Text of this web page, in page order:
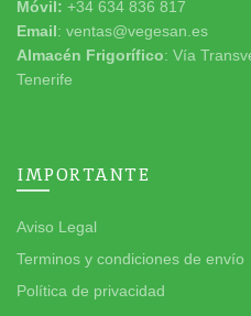
Móvil: +34 634 836 817
Email: ventas@vegesan.es
Almacén Frigorífico: Vía
Tenerife
IMPORTANTE
Aviso Legal
Terminos y condiciones de envío
Política de privacidad